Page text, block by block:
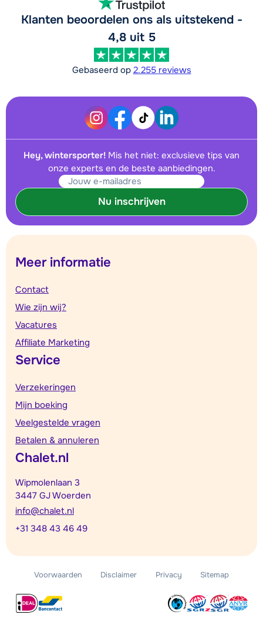
Klanten beoordelen ons als uitstekend -
4,8 uit 5
Gebaseerd op 2.255 reviews
Hey, wintersporter! Mis het niet: exclusieve tips van
onze experts en de beste aanbiedingen.
Nu inschrijven
Meer informatie
Contact
Wie zijn wij?
Vacatures
Affiliate Marketing
Service
Verzekeringen
Mijn boeking
Veelgestelde vragen
Betalen & annuleren
Chalet.nl
Wipmolenlaan 3
3447 GJ Woerden
info@chalet.nl
+31 348 43 46 49
Voorwaarden Disclaimer Privacy Sitemap